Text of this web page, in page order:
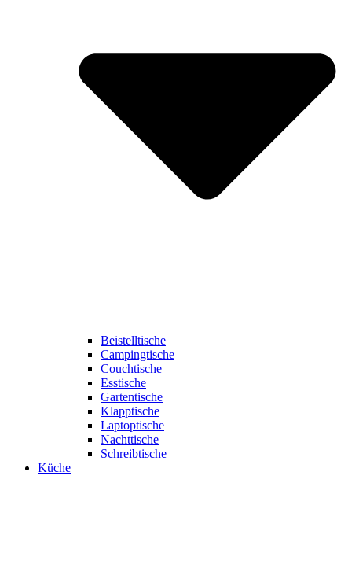
Beistelltische
Campingtische
Couchtische
Esstische
Gartentische
Klapptische
Laptoptische
Nachttische
Schreibtische
Küche